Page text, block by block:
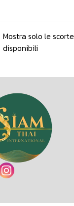
Mostra solo le scorte
disponibili